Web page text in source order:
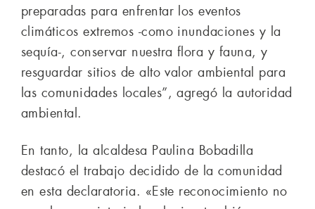
preparadas para enfrentar los eventos
climáticos extremos -como inundaciones y la
sequía-, conservar nuestra flora y fauna, y
resguardar sitios de alto valor ambiental para
las comunidades locales”, agregó la autoridad
ambiental.
En tanto, la alcaldesa Paulina Bobadilla
destacó el trabajo decidido de la comunidad
en esta declaratoria. «Este reconocimiento no